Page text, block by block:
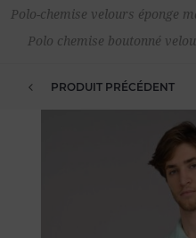
Polo-chemise velours éponge
Polo chemise boutonné
PRODUIT PRÉCÉDENT